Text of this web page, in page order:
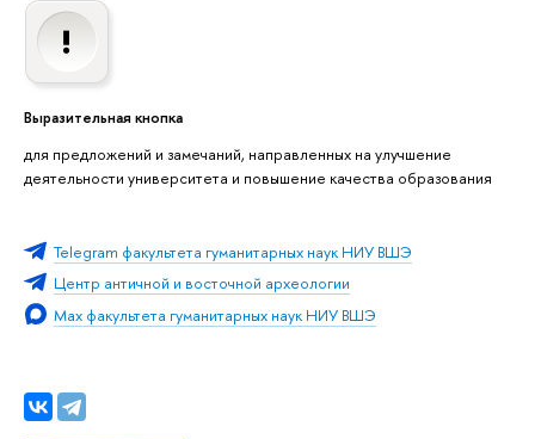
Выразительная кнопка
для предложений и замечаний, направленных на улучшение
деятельности университета и повышение качества образования
Telegram факультета гуманитарных наук НИУ ВШЭ
Центр античной и восточной археологии
Max факультета гуманитарных наук НИУ ВШЭ